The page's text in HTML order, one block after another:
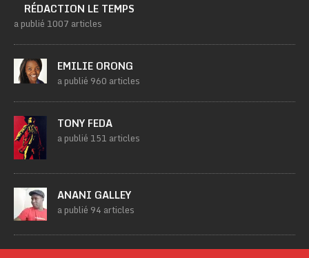
RÉDACTION LE TEMPS
a publié 1007 articles
EMILIE ORONG
a publié 960 articles
TONY FEDA
a publié 151 articles
ANANI GALLEY
a publié 94 articles